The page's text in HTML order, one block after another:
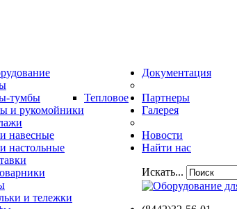
тумбы
и рукомойники
навесные
настольные
и тележки
Тепловое
Документация
Партнеры
Галерея
Новости
Найти нас
Искать...